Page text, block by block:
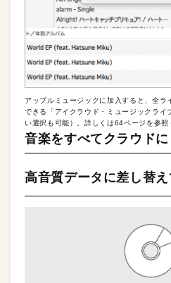
アップルミュージックに加入すると、全ラ
できる「アイクラウド・ミュージックライ
い選択も可能）。詳しくは64ページを参照
音楽をすべてクラウド
高音質データに差し替